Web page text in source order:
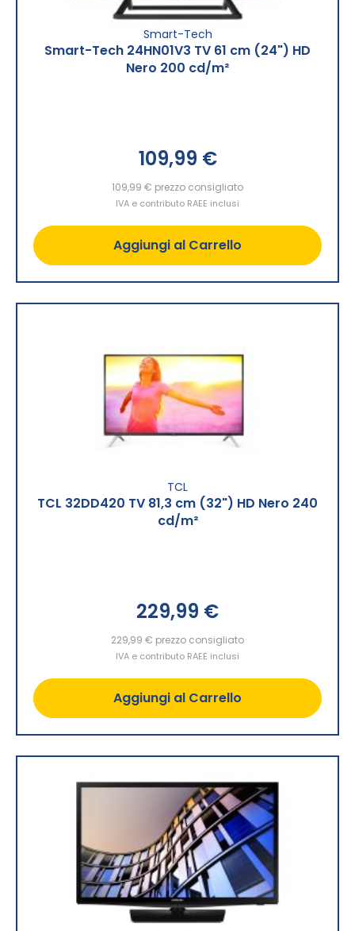
Smart-Tech
Smart-Tech 24HN01V3 TV 61 cm (24") HD
Nero 200 cd/m²
109,99 €
109,99 € prezzo consigliato
IVA e contributo RAEE inclusi
Aggiungi al Carrello
TCL
TCL 32DD420 TV 81,3 cm (32") HD Nero 240
cd/m²
229,99 €
229,99 € prezzo consigliato
IVA e contributo RAEE inclusi
Aggiungi al Carrello